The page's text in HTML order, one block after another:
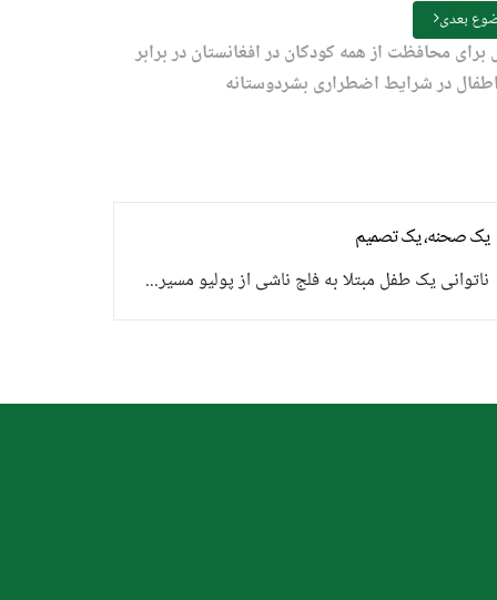
بعدی
محافظت از همه کودکان در افغانستان در برابر
در شرایط اضطراری بشردوستانه
یک صحنه، یک تصمیم
ناتوانی یک طفل مبتلا به فلج ناشی از پولیو مسیر...